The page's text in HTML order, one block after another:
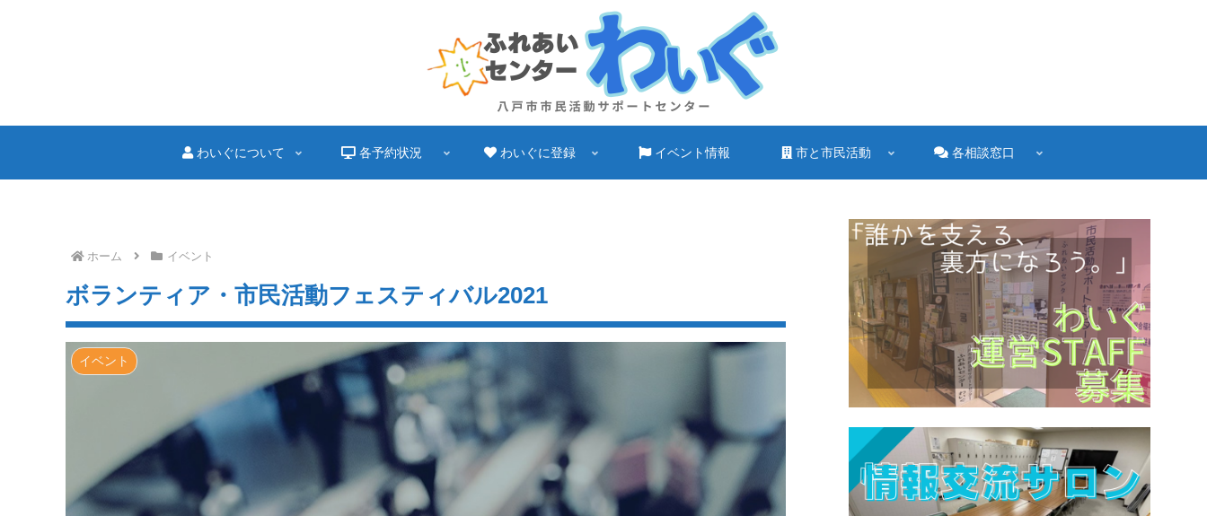
わいぐについて 各予約状況 わいぐに登録 イベント情報 市と市民活動 各相談窓口
ホーム イベント
ボランティア・市民活動フェスティバル2021
イベント